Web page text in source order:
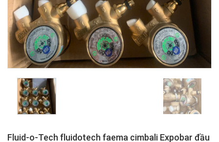
Fluid-o-Tech fluidotech faema cimbali Expobar đầu